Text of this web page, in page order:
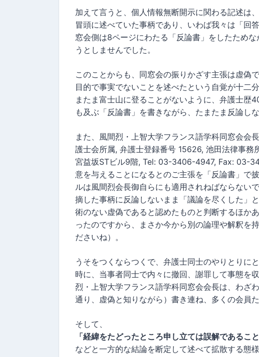
加えて言うと、個人情報無断開示に関わる記述は
冒頭に述べていた事柄であり、いわば我々は「回
窓会側は8ページにわたる「反論書」をしたため
うとしませんでした。
このことからも、同窓会の振りかざす主張は虚偽
目的で事実でないことを述べたという自覚が十二
またま富士山に登ることがないように、弁護士歴
も及ぶ「反論書」を書きながら、たまたま反論し
また、風間烈・上智大学フランス語学科同窓会会
護士会所属, 弁護士登録番号 15626, 池田法律事
宮益坂STビル9階, Tel: 03-3406-4947, Fax: 03-
意を与えることになるとのご主張を「反論書」で
ルは風間烈会長御自らにも適用されねばならない
摘した事柄に反論しないまま「議論を尽くした」
術のない虚偽であると認めたものと判断するほか
ったのですから、まさか今から別の論理や解釈を
ださいね）。
うそをつくならつくで、弁護士同士のやりとりに
時に、当事者同士で内々に撤回、謝罪して事態を
烈・上智大学フランス語学科同窓会会長は、わざ
通り、虚偽と知りながら）書き連ね、多くの会員
そして、
「経緯をたどったところ申し立ては誤解であるこ
などと一方的な結論を断定して述べて拡散する態様